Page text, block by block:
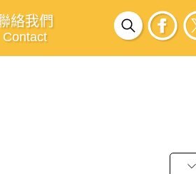
絡我們
Contact